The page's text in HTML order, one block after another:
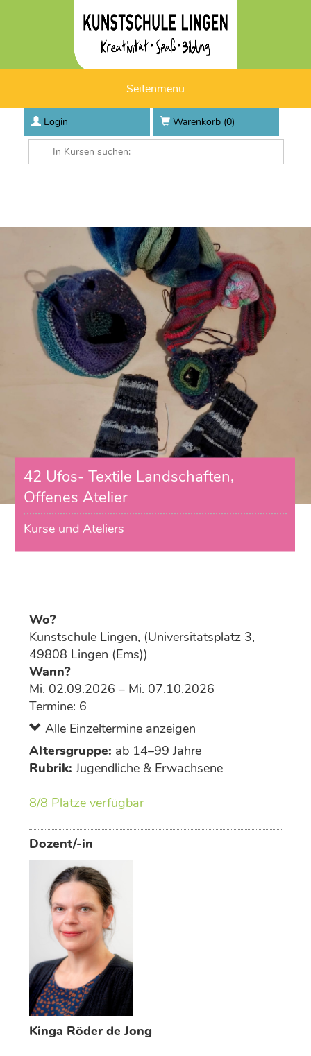
Seitenmenü
Login Warenkorb (0)
42 Ufos- Textile Landschaften,
Offenes Atelier
Kurse und Ateliers
Wo?
Kunstschule Lingen, (Universitätsplatz 3,
49808 Lingen (Ems))
Wann?
Mi. 02.09.2026 – Mi. 07.10.2026
Termine: 6
Alle Einzeltermine anzeigen
Altersgruppe: ab 14–99 Jahre
Rubrik: Jugendliche & Erwachsene
8/8 Plätze verfügbar
Dozent/-in
Kinga Röder de Jong